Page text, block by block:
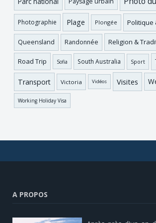
Photographie Plage Plongée Politique
Queensland Randonnée Religion &
Road Trip Sofia South Australia Sport
Transport Victoria Vidéos Visites
Working Holiday Visa
A PROPOS